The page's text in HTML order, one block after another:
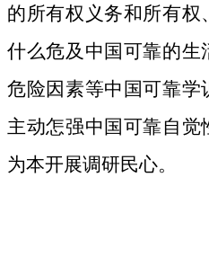
的所有权义务和所有
什么危及中国可靠的
危险因素等中国可靠
主动怎强中国可靠自觉
为本开展调研民心。